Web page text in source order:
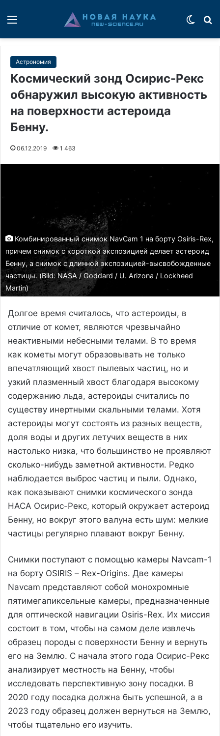
Астрономия
Космический зонд Осирис-Рекс
обнаружил высокую активность
на поверхности астероида
Бенну.
06.12.2019 1 463
Комбинированный снимок NavCam 1 на борту Osiris-Rex,
причем снимок с короткой экспозицией делает астероид
Бенну, а снимок с длинной экспозицией-высвобожденные
частицы. (Bild: NASA / Goddard / U. Arizona / Lockheed
Martin)
Долгое время считалось, что астероиды, в
отличие от комет, являются чрезвычайно
неактивными небесными телами. В то время
как кометы могут образовывать не только
впечатляющий хвост пылевых частиц, но и
узкий плазменный хвост благодаря высокому
содержанию льда, астероиды считались по
существу инертными скальными телами. Хотя
астероиды могут состоять из разных веществ,
доля воды и других летучих веществ в них
настолько низка, что большинство не проявляют
сколько-нибудь заметной активности. Редко
наблюдается выброс частиц и пыли. Однако,
как показывают снимки космического зонда
НАСА Осирис-Рекс, который окружает астероид
Бенну, но вокруг этого валуна есть шум: мелкие
частицы регулярно плавают вокруг Бенну.
Снимки поступают с помощью камеры Navcam-1
на борту OSIRIS – Rex-Origins. Две камеры
Navcam представляют собой монохромные
пятимегапиксельные камеры, предназначенные
для оптической навигации Osiris-Rex. Их миссия
состоит в том, чтобы на самом деле извлечь
образец породы с поверхности Бенну и вернуть
его на Землю. С начала этого года Осирис-Рекс
анализирует местность на Бенну, чтобы
исследовать перспективную зону посадки. В
2020 году посадка должна быть успешной, а в
2023 году образец должен вернуться на Землю,
чтобы тщательно его изучить.